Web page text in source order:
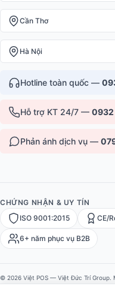
Cần Thơ
Hà Nội
Hotline toàn quốc —
Hỗ trợ KT 24/7 — 0932
Phản ánh dịch vụ —
CHỨNG NHẬN & UY TÍN
ISO 9001:2015
CE/
6+ năm phục vụ B2B
© 2026 Việt POS — Việt Đức Trí Group.